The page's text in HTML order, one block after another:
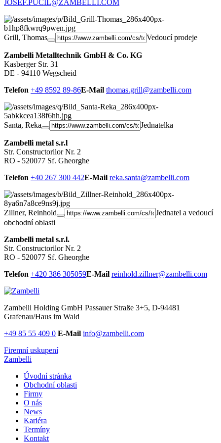
JOSEF.PUCIL@ZAMBELLI.COM
Grill, Thomas Vedoucí prodeje
Zambelli Metalltechnik GmbH & Co. KG
Kasberger Str. 31
DE - 94110 Wegscheid
Telefon +49 8592 89-86E-Mail thomas.grill@zambelli.com
Santa, Reka Jednatelka
Zambelli metal s.r.l
Str. Constructorilor Nr. 2
RO - 520077 Sf. Gheorghe
Telefon +40 267 300 442E-Mail reka.santa@zambelli.com
Zillner, Reinhold
Jednatel a vedoucí
obchodní oblasti
Zambelli metal s.r.l.
Str. Constructorilor Nr. 2
RO - 520077 Sf. Gheorghe
Telefon +420 386 305059E-Mail reinhold.zillner@zambelli.com
Zambelli Holding GmbH Passauer Straße 3+5, D-94481
Grafenau/Haus im Wald
+49 85 55 409 0 E-Mail info@zambelli.com
Firemní uskupení
Zambelli
Úvodní stránka
Obchodní oblasti
Firmy
O nás
News
Kariéra
Termíny
Kontakt